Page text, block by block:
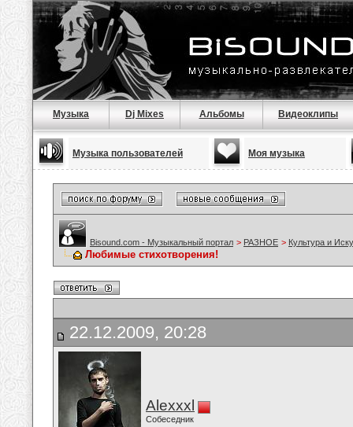
Музыка Dj Mixes Альбомы Видеоклипы
Музыка пользователей Моя музыка
Bisound.com - Музыкальный портал > РАЗНОЕ > Культура и
Любимые стихотворения!
22.12.2009, 20:28
Alexxxl
Собеседник